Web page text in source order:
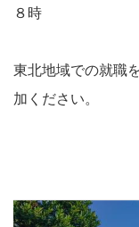
８時
東北地域での就職
加ください。